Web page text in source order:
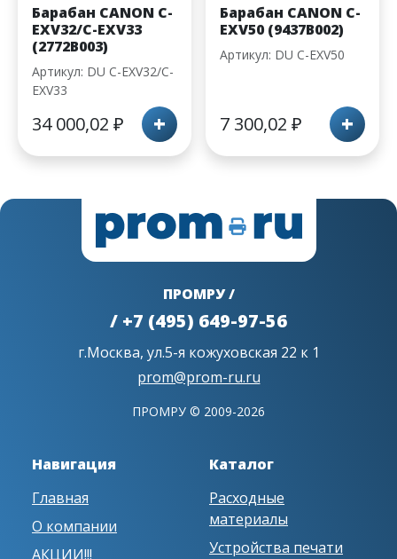
Барабан CANON С-
EXV32/C-EXV33
(2772B003)
Артикул: DU C-EXV32/C-
EXV33
34 000,02 ₽ +
Барабан CANON С-
EXV50 (9437B002)
Артикул: DU С-EXV50
7 300,02 ₽ +
ПРОМРУ /
/ +7 (495) 649-97-56
г.Москва, ул.5-я кожуховская 22 к 1
prom@prom-ru.ru
ПРОМРУ © 2009-2026
Навигация
Главная
О компании
АКЦИИ!!!
Каталог
Расходные
материалы
Устройства печати